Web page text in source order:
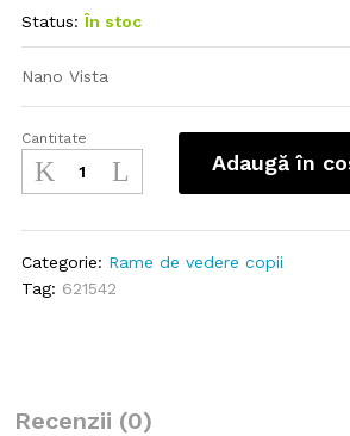
Status: În stoc
Nano Vista
Nano
NAO621542SC
cantitate
Cantitate
Adaugă în
Categorie: Rame de vedere copii
Tag: 621542
Recenzii (0)